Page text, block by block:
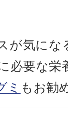
が気にな
必要な栄
ミ もお勧